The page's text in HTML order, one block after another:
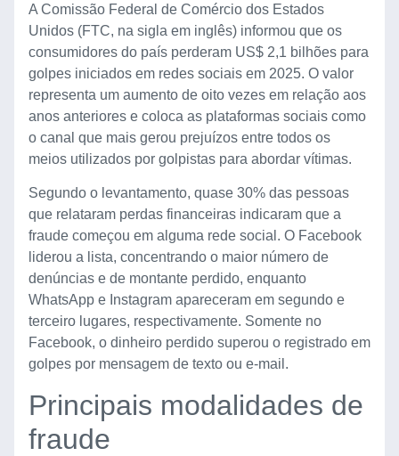
A Comissão Federal de Comércio dos Estados
Unidos (FTC, na sigla em inglês) informou que os
consumidores do país perderam US$ 2,1 bilhões para
golpes iniciados em redes sociais em 2025. O valor
representa um aumento de oito vezes em relação aos
anos anteriores e coloca as plataformas sociais como
o canal que mais gerou prejuízos entre todos os
meios utilizados por golpistas para abordar vítimas.
Segundo o levantamento, quase 30% das pessoas
que relataram perdas financeiras indicaram que a
fraude começou em alguma rede social. O Facebook
liderou a lista, concentrando o maior número de
denúncias e de montante perdido, enquanto
WhatsApp e Instagram apareceram em segundo e
terceiro lugares, respectivamente. Somente no
Facebook, o dinheiro perdido superou o registrado em
golpes por mensagem de texto ou e-mail.
Principais modalidades de
fraude